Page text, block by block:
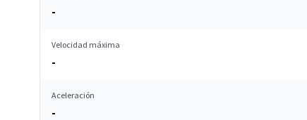
-
Velocidad máxima
-
Aceleración
-